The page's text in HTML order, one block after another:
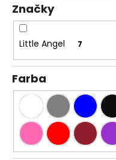
Značky
Little Angel 7
Farba